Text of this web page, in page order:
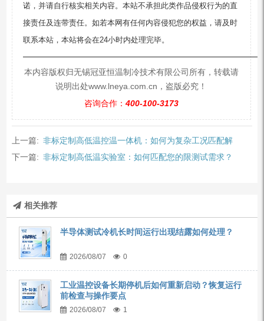
诺，并请自行核实相关内容。本站不承担此类作品侵权行为的直
接责任及连带责任。如若本网有任何内容侵犯您的权益，请及时
联系本站，本站将会在24小时内处理完毕。
本内容版权归无锡冠亚恒温制冷技术有限公司所有，转载请
说明出处www.lneya.com.cn，盗版必究！
咨询合作： 400-100-3173
上一篇: 非标定制高低温控温一体机：如何为复杂工况匹配解
下一篇: 非标定制高低温实验室：如何匹配您的限测试需求？
相关推荐
半导体测试冷机长时间运行出现结露如何处理？
2026/08/07 0
工业温控设备长期停机后如何重新启动？恢复运行
前检查与操作要点
2026/08/07 1